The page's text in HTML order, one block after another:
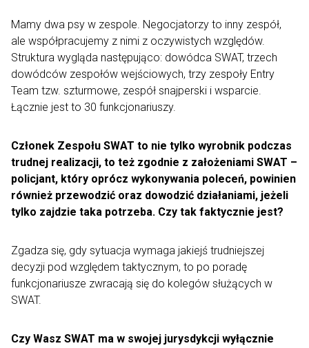
Mamy dwa psy w zespole. Negocjatorzy to inny zespół,
ale współpracujemy z nimi z oczywistych względów.
Struktura wygląda następująco: dowódca SWAT, trzech
dowódców zespołów wejściowych, trzy zespoły Entry
Team tzw. szturmowe, zespół snajperski i wsparcie.
Łącznie jest to 30 funkcjonariuszy.
Członek Zespołu SWAT to nie tylko wyrobnik podczas
trudnej realizacji, to też zgodnie z założeniami SWAT –
policjant, który oprócz wykonywania poleceń, powinien
również przewodzić oraz dowodzić działaniami, jeżeli
tylko zajdzie taka potrzeba. Czy tak faktycznie jest?
Zgadza się, gdy sytuacja wymaga jakiejś trudniejszej
decyzji pod względem taktycznym, to po poradę
funkcjonariusze zwracają się do kolegów służących w
SWAT.
Czy Wasz SWAT ma w swojej jurysdykcji wyłącznie